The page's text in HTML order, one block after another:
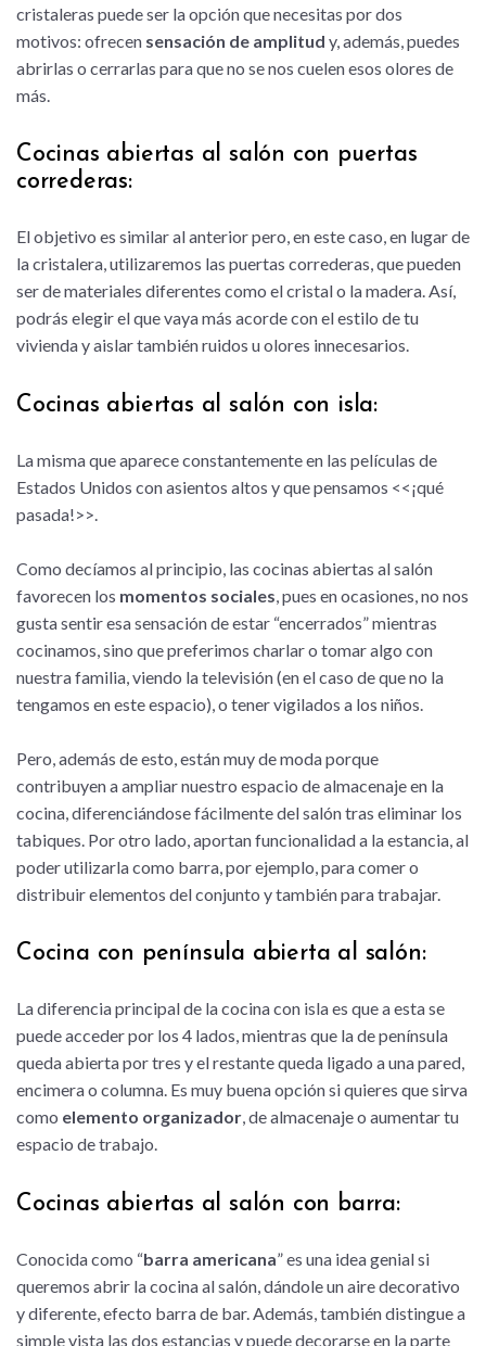
cristaleras puede ser la opción que necesitas por dos
motivos: ofrecen sensación de amplitud y, además, puedes
abrirlas o cerrarlas para que no se nos cuelen esos olores de
más.
Cocinas abiertas al salón con puertas
correderas:
El objetivo es similar al anterior pero, en este caso, en lugar de
la cristalera, utilizaremos las puertas correderas, que pueden
ser de materiales diferentes como el cristal o la madera. Así,
podrás elegir el que vaya más acorde con el estilo de tu
vivienda y aislar también ruidos u olores innecesarios.
Cocinas abiertas al salón con isla:
La misma que aparece constantemente en las películas de
Estados Unidos con asientos altos y que pensamos <<¡qué
pasada!>>.
Como decíamos al principio, las cocinas abiertas al salón
favorecen los momentos sociales, pues en ocasiones, no nos
gusta sentir esa sensación de estar “encerrados” mientras
cocinamos, sino que preferimos charlar o tomar algo con
nuestra familia, viendo la televisión (en el caso de que no la
tengamos en este espacio), o tener vigilados a los niños.
Pero, además de esto, están muy de moda porque
contribuyen a ampliar nuestro espacio de almacenaje en la
cocina, diferenciándose fácilmente del salón tras eliminar los
tabiques. Por otro lado, aportan funcionalidad a la estancia, al
poder utilizarla como barra, por ejemplo, para comer o
distribuir elementos del conjunto y también para trabajar.
Cocina con península abierta al salón:
La diferencia principal de la cocina con isla es que a esta se
puede acceder por los 4 lados, mientras que la de península
queda abierta por tres y el restante queda ligado a una pared,
encimera o columna. Es muy buena opción si quieres que sirva
como elemento organizador, de almacenaje o aumentar tu
espacio de trabajo.
Cocinas abiertas al salón con barra:
Conocida como “barra americana” es una idea genial si
queremos abrir la cocina al salón, dándole un aire decorativo
y diferente, efecto barra de bar. Además, también distingue a
simple vista las dos estancias y puede decorarse en la parte